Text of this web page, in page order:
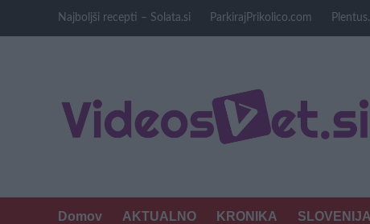
Najboljši recepti – Solata.si ParkirajPrikolico.com
Domov AKTUALNO KRONIKA SLOVENIJA